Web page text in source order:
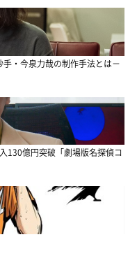
・今泉力哉の制作手法とは－
130億円突破「劇場版名探偵コ